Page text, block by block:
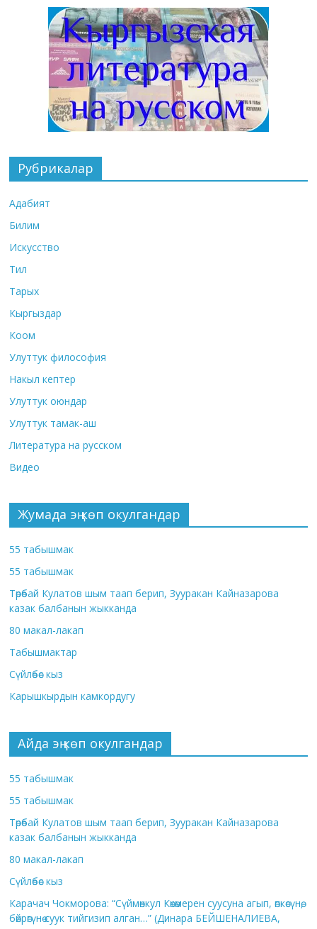
Рубрикалар
Адабият
Билим
Искусство
Тил
Тарых
Кыргыздар
Коом
Улуттук философия
Накыл кептер
Улуттук оюндар
Улуттук тамак-аш
Литература на русском
Видео
Жумада эң көп окулгандар
55 табышмак
55 табышмак
Төрөбай Кулатов шым таап берип, Зууракан Кайназарова
казак балбанын жыкканда
80 макал-лакап
Табышмактар
Сүйлөбөс кыз
Карышкырдын камкордугу
Айда эң көп окулгандар
55 табышмак
55 табышмак
Төрөбай Кулатов шым таап берип, Зууракан Кайназарова
казак балбанын жыкканда
80 макал-лакап
Сүйлөбөс кыз
Карачач Чокморова: “Сүймөнкул Көкөмерен суусуна агып, өпкөсүнө,
бөйрөгүнө суук тийгизип алган…” (Динара БЕЙШЕНАЛИЕВА,